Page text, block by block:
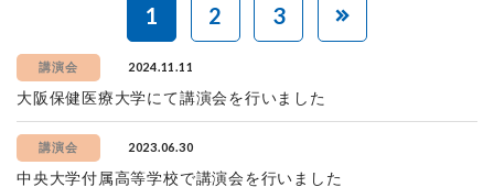
1 2 3
講演会 2024.11.11
大阪保健医療大学にて講演会を行いました
講演会 2023.06.30
中央大学付属高等学校で講演会を行いました